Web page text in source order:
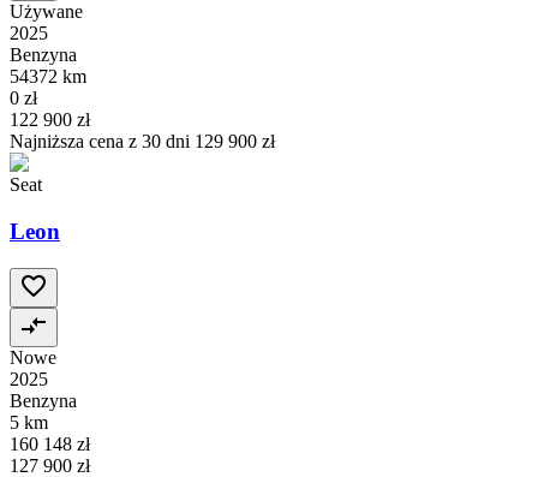
Używane
2025
Benzyna
54372 km
0 zł
122 900 zł
Najniższa cena z 30 dni 129 900 zł
Seat
Leon
Nowe
2025
Benzyna
5 km
160 148 zł
127 900 zł